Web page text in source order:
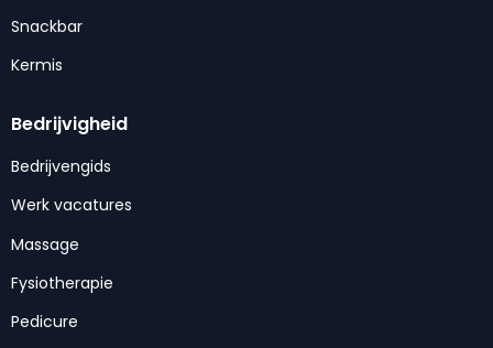
Snackbar
Kermis
Bedrijvigheid
Bedrijvengids
Werk vacatures
Massage
Fysiotherapie
Pedicure